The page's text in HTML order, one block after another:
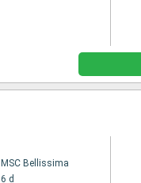
MSC Bellissima
6 d